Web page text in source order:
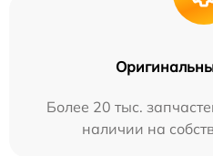
Более 20 тыс.
наличии на